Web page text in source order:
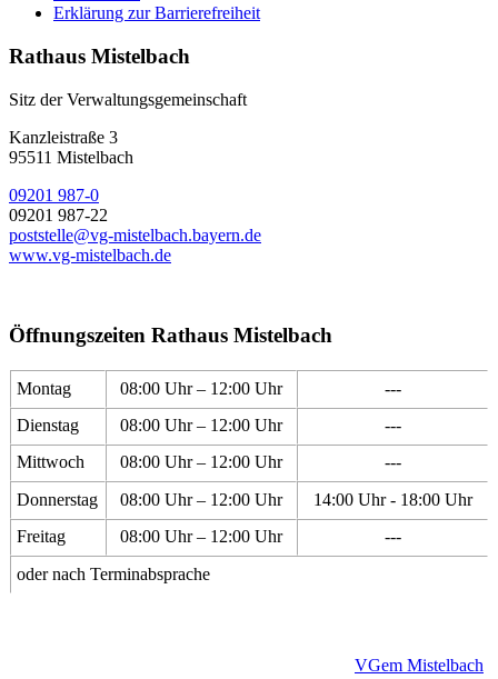
Erklärung zur Barrierefreiheit
Rathaus Mistelbach
Sitz der Verwaltungsgemeinschaft
Kanzleistraße 3
95511 Mistelbach
09201 987-0
09201 987-22
poststelle@vg-mistelbach.bayern.de
www.vg-mistelbach.de
Öffnungszeiten Rathaus Mistelbach
Montag 08:00 Uhr – 12:00 Uhr
---
Dienstag
08:00 Uhr – 12:00 Uhr
---
Mittwoch
08:00 Uhr – 12:00 Uhr
---
Donnerstag
08:00 Uhr – 12:00 Uhr
14:00 Uhr - 18:00 Uhr
Freitag
08:00 Uhr – 12:00 Uhr
---
oder nach Terminabsprache
VGem Mistelbach